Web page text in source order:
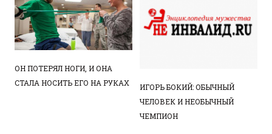
ОН ПОТЕРЯЛ НОГИ, И ОНА
СТАЛА НОСИТЬ ЕГО НА РУКАХ
ИГОРЬ БОКИЙ: ОБЫЧНЫЙ
ЧЕЛОВЕК И НЕОБЫЧНЫЙ
ЧЕМПИОН